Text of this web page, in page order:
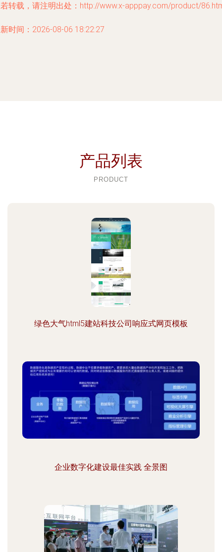
转载，请注明出处：http://www.x-apppay.com/product/
时间：2026-08-06 18:22:27
产品列表
PRODUCT
绿色大气html5建站科技公司响应式网页模板
企业数字化建设最佳实践 全景图